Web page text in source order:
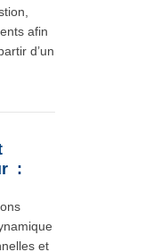
afin
d’un
:
et